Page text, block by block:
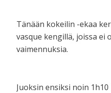
Tänään kokeilin -ekaa
vasque kengillä, joissa ei
vaimennuksia.
Juoksin ensiksi noin